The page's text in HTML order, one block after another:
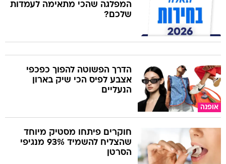
המפלגה שהכי מתאימה לעמדות
שלכם?
אופנה
הדרך הפשוטה להפוך כפכפי
אצבע לפיס הכי שיק בארון
הנעליים
חוקרים פיתחו מסטיק מיוחד
שהצליח להשמיד 93% מנגיפי
הסרטן